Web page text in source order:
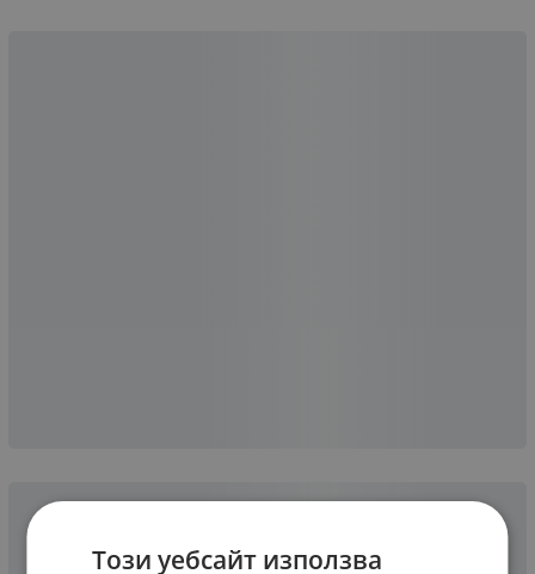
Този уебсайт използва